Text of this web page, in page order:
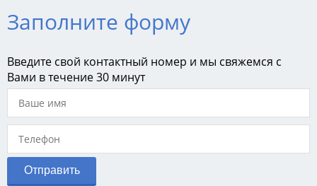
Заполните форму
Введите свой контактный номер и мы свяжемся с
Вами в течение 30 минут